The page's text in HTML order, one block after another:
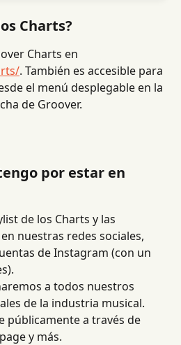
Charts?
Charts en
. También es accesible para
el menú desplegable en la
de Groover.
por estar en
de los Charts y las
nuestras redes sociales,
de Instagram (con un
a todos nuestros
de la industria musical.
públicamente a través de
y más.